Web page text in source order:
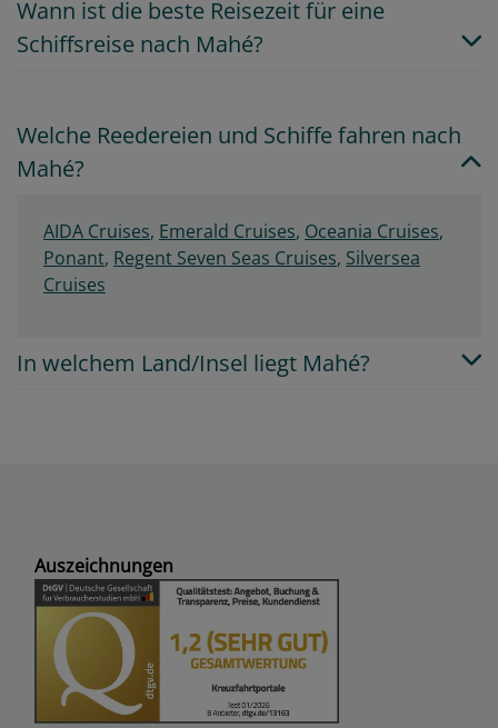
Wann ist die beste Reisezeit für eine
Schiffsreise nach Mahé?
Welche Reedereien und Schiffe fahren nach
Mahé?
AIDA Cruises, Emerald Cruises, Oceania Cruises,
Ponant, Regent Seven Seas Cruises, Silversea
Cruises
In welchem Land/Insel liegt Mahé?
Auszeichnungen